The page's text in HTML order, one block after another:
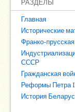
РАЗДЕЛЫ
Главная
Исторические
Франко-
СССР
Гражданская
Реформы Петра I
История